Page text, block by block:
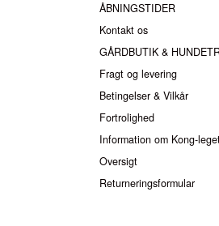
ÅBNINGSTIDER
Kontakt os
GÅRDBUTIK &
Fragt og levering
Betingelser & Vilkår
Fortrolighed
Information om Kong-
Oversigt
Returneringsformular